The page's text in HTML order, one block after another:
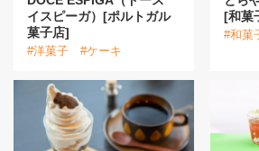
イスピーガ）[ポルトガル
菓子店]
#洋菓子 #ケーキ
[和菓
#和菓